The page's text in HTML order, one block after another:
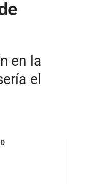
en la
el